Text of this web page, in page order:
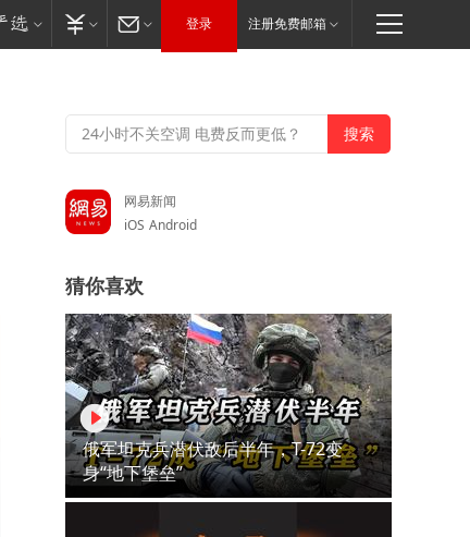
登录 注册免费邮箱
网易新闻
iOS Android
猜你喜欢
俄军坦克兵潜伏敌后半年，T-72变
身“地下堡垒”